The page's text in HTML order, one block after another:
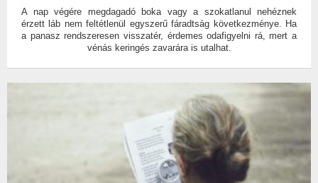
A nap végére megdagadó boka vagy a szokatlanul nehéznek
érzett láb nem feltétlenül egyszerű fáradtság következménye. Ha
a panasz rendszeresen visszatér, érdemes odafigyelni rá, mert a
vénás keringés zavarára is utalhat.